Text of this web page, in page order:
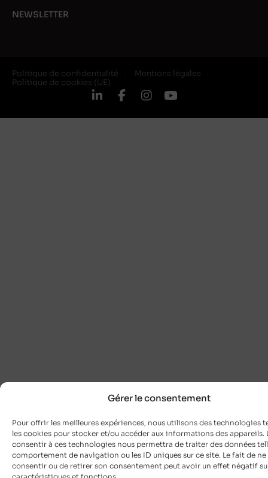
Gérer le consentement
Pour offrir les meilleures expériences, nous utilisons des technologies
les cookies pour stocker et/ou accéder aux informations des appareils.
consentir à ces technologies nous permettra de traiter des données
comportement de navigation ou les ID uniques sur ce site. Le fait de ne
consentir ou de retirer son consentement peut avoir un effet négatif
NEWSLETTER
Politique de confidentialité
Mentions légales
Politique de cookies (UE)